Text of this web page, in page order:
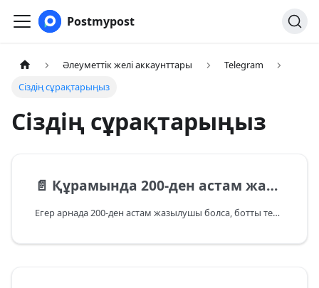
Postmypost
Әлеуметтік желі аккаунттары
Telegram
Сіздің сұрақтарыңыз
Сіздің сұрақтарыңыз
📄️ Құрамында 200-ден астам жазылушысы бар Telegram арнасына бот қосу
Егер арнада 200-ден астам жазылушы болса, ботты тек арна иесі ғана қоса алады. Әкімшіде